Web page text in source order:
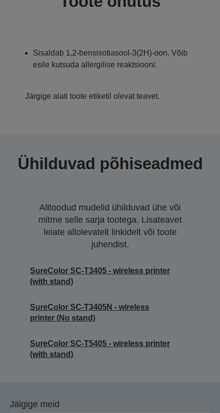
Sisaldab 1,2-bensisotiasool-3(2H)-oon. Võib
esile kutsuda allergilise reaktsiooni.
Järgige alati toote etiketil olevat teavet.
Ühilduvad põhiseadmed
Alltoodud mudelid ühilduvad ühe või
mitme selle sarja tootega. Lisateavet
leiate allolevatelt linkidelt või toote
juhendist.
SureColor SC-T3405 - wireless printer
(with stand)
SureColor SC-T3405N - wireless
printer (No stand)
SureColor SC-T5405 - wireless printer
(with stand)
Jälgige meid